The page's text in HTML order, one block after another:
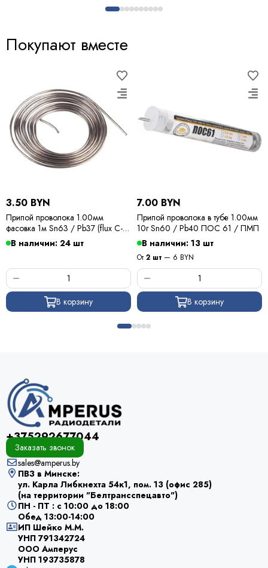
Покупают вместе
3.50 BYN
Припой проволока 1.00мм
фасовка 1м Sn63 / Pb37 (flux C-6)
ПОС 63 / Kewei
В наличии: 24 шт
В корзину
7.00 BYN
Припой проволока в тубе 1.00мм
10г Sn60 / Pb40 ПОС 61 / ПМП
В наличии: 13 шт
От2 шт — 6 BYN
В корзину
+375292677044
Заказать звонок
sales@amperus.by
ПВЗ в Минске:
ул. Карла Либкнехта 54к1, пом. 13 (офис 285)
(на территории "Белтрансспецавто")
ПН - ПТ : с 10:00 до 18:00
Обед 13:00-14:00
ИП Шейко М.М.
УНП 791342724
ООО Амперус
УНП 193735878